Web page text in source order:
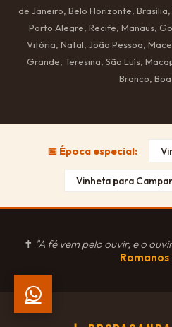
de Janeiro, Belo Horizonte,
Porto Alegre, Recife, Manaus,
Vitória, Natal, João Pessoa,
Grande, Teresina, São Luís,
Branco, Boa
📅 Época especial:
Vinheta para
✝ "A fé vem pelo ouvir, e o
Romanos